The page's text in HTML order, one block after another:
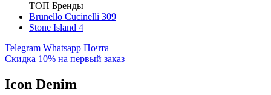
ТОП Бренды
Brunello Cucinelli 309
Stone Island 4
Telegram Whatsapp Почта
Скидка 10% на первый заказ
Icon Denim